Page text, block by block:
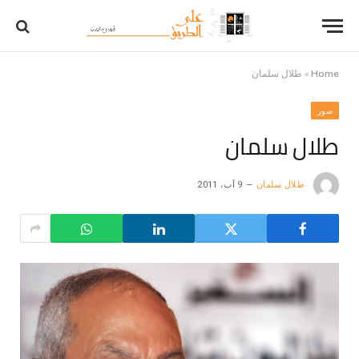
Home
» طلال سلمان
صور
طلال سلمان
طلال سلمان 9 آب، 2011